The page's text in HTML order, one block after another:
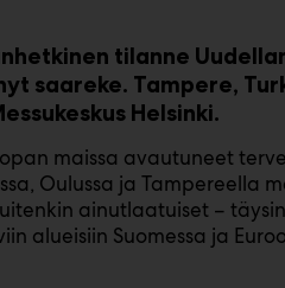
tilanne
saareke. Tampere,
Helsinki.
maissa avautuneet
Oulussa ja Tampereella
ainutlaatuiset –
alueisiin Suomessa ja